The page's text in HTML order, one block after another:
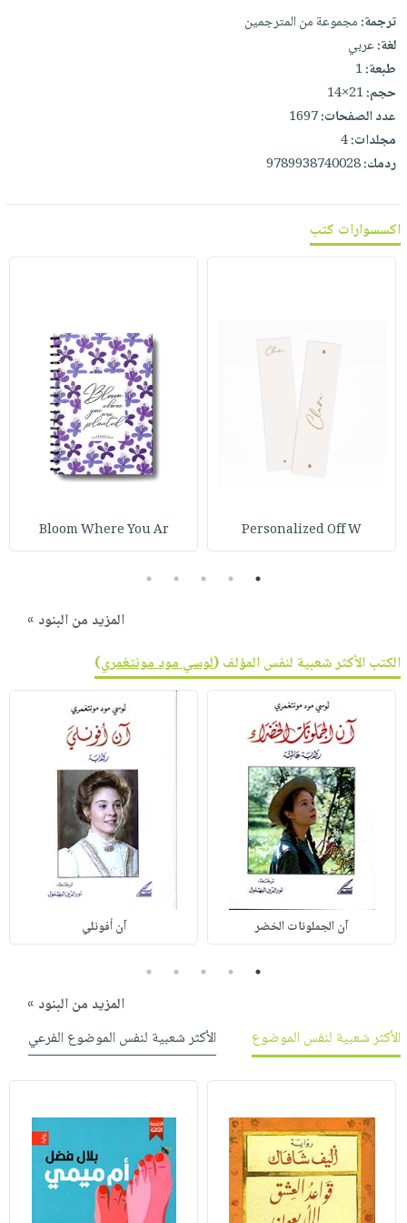
أطفال
مناسبات
فيديوهات
أسئلة
يتكرر
طرحها
خدمات
نيل
وفرات
انشر
كتابك
تواصل
عربة
التسوق
نشرة
الإصدارات
ترجمة:مجموعة من المترجمين
لغة:عربي
طبعة:1
حجم:21×14
عدد الصفحات:1697
مجلدات:4
ردمك:9789938740028
اكسسوارات كتب
Personalized Off W
Bloom Where You Ar
1
2
3
4
5
المزيد من البنود »
الكتب الأكثر شعبية لنفس المؤلف (لوسي مود مونتغمري)
آن الجملونات الخضر آن أفونلي
1
2
3
4
5
المزيد من البنود »
الأكثر شعبية لنفس الموضوع
الأكثر شعبية لنفس الموضوع الفرعي